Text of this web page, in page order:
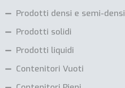
Prodotti densi e semi-densi
Prodotti solidi
Prodotti liquidi
Contenitori Vuoti